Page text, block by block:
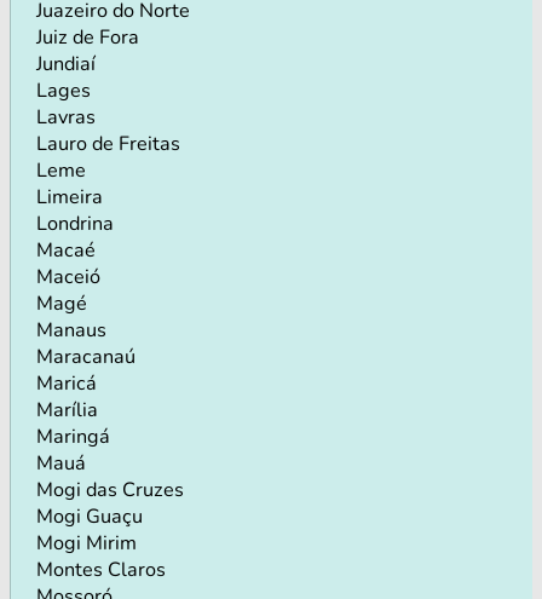
Juazeiro do Norte
Juiz de Fora
Jundiaí
Lages
Lavras
Lauro de Freitas
Leme
Limeira
Londrina
Macaé
Maceió
Magé
Manaus
Maracanaú
Maricá
Marília
Maringá
Mauá
Mogi das Cruzes
Mogi Guaçu
Mogi Mirim
Montes Claros